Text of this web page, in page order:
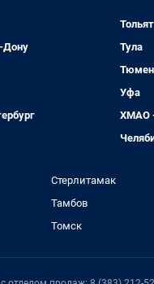
Дону
Тула
Уфа
ХМАО
Стерлитамак
Тамбов
Томск